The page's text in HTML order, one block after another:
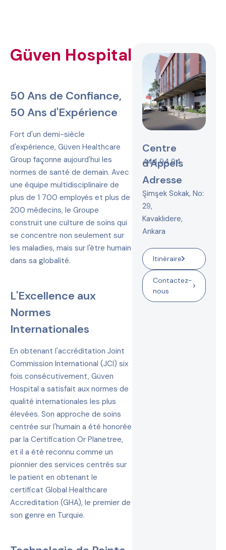
Güven Hospital
50 Ans de Confiance,
50 Ans d'Expérience
Fort d'un demi-siècle
d'expérience, Güven Healthcare
Group façonne aujourd'hui les
normes de santé de demain. Avec
une équipe multidisciplinaire de
plus de 1 700 employés et plus de
200 médecins, le Groupe
construit une culture de soins qui
se concentre non seulement sur
les maladies, mais sur l'être humain
dans sa globalité.
L'Excellence aux
Normes
Internationales
En obtenant l'accréditation Joint
Commission International (JCI) six
fois consécutivement, Güven
Hospital a satisfait aux normes de
qualité internationales les plus
élevées. Son approche de soins
centrée sur l'humain a été honorée
par la Certification Or Planetree,
et il a été reconnu comme un
pionnier des services centrés sur
le patient en obtenant le
certificat Global Healthcare
Accreditation (GHA), le premier de
son genre en Turquie.
Centre
d'Appels
444 94 94
Adresse
Şimşek Sokak, No:
29,
Kavaklıdere,
Ankara
Itinéraire
Contactez-
nous